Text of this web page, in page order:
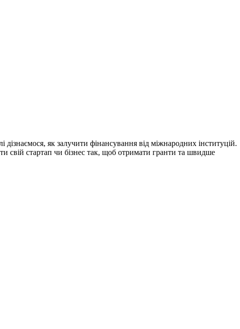
дізнаємося, як залучити фінансування від міжнародних інституцій.
свій стартап чи бізнес так, щоб отримати гранти та швидше